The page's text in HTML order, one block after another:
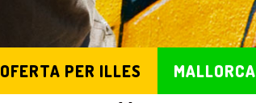
OFERTA PER ILLES MALLORCA